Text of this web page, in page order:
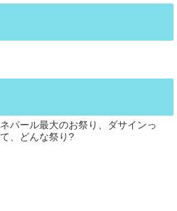
ネパール最大のお祭り、ダサインっ
て、どんな祭り?